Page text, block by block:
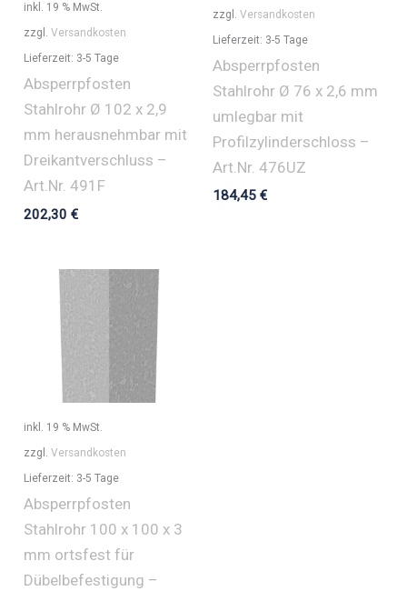
inkl. 19 % MwSt.
zzgl.Versandkosten
Lieferzeit: 3-5 Tage
Absperrpfosten
Stahlrohr Ø 102 x 2,9
mm herausnehmbar mit
Dreikantverschluss –
Art.Nr. 491F
202,30€
zzgl. Versandkosten
Lieferzeit: 3-5 Tage
Absperrpfosten
Stahlrohr Ø 76 x 2,6 mm
umlegbar mit
Profilzylinderschloss –
Art.Nr. 476UZ
184,45 €
inkl. 19 % MwSt.
zzgl.Versandkosten
Lieferzeit: 3-5 Tage
Absperrpfosten
Stahlrohr 100 x 100 x 3
mm ortsfest für
Dübelbefestigung –